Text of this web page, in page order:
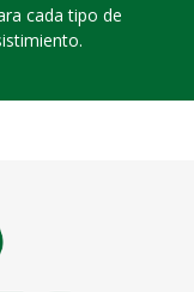
cada tipo de